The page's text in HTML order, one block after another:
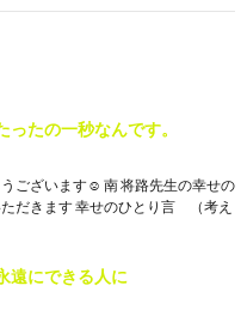
たの一秒なんです。
ございます☺️ 南 将路先生の幸せの
だきます 幸せのひとり言 （考え
遠にできる人に